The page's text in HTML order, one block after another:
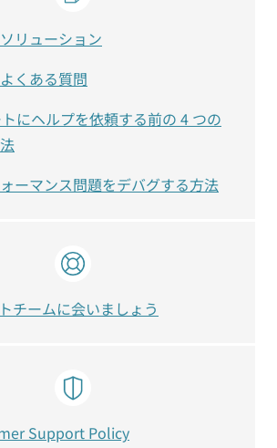
リューション
くある質問
にヘルプを依頼する前の 4 つの
ーマンス問題をデバグする方法
チームに会いましょう
Support Policy